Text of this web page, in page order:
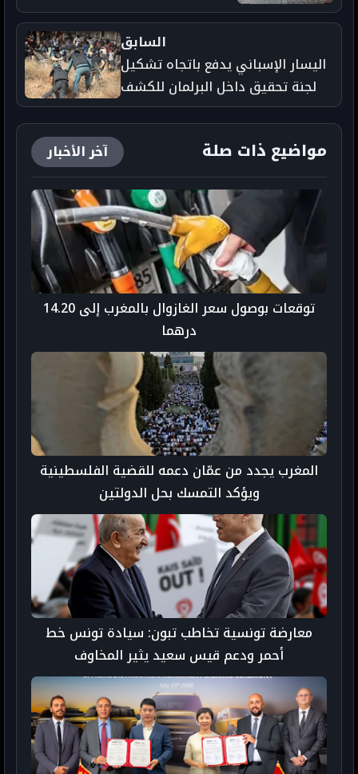
السابق
اليسار الإسباني يدفع باتجاه تشكيل
لجنة تحقيق داخل البرلمان للكشف
عن ملابسات مأساة مليلية
مواضيع ذات صلة آخر الأخبار
توقعات بوصول سعر الغازوال بالمغرب إلى 14.20
درهما
المغرب يجدد من عمّان دعمه للقضية الفلسطينية
ويؤكد التمسك بحل الدولتين
معارضة تونسية تخاطب تبون: سيادة تونس خط
أحمر ودعم قيس سعيد يثير المخاوف